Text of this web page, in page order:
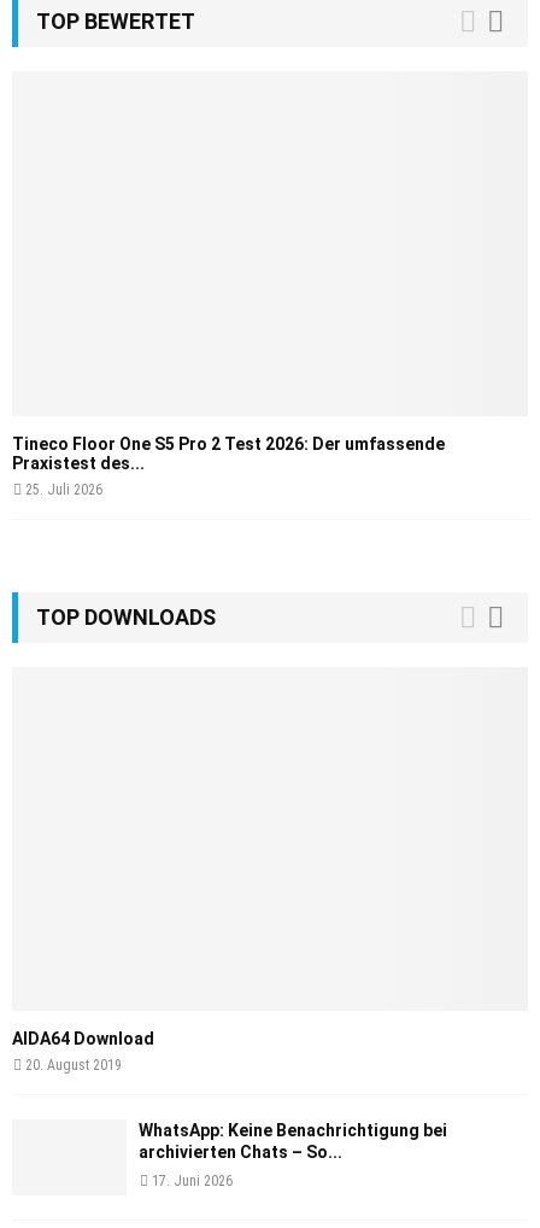
TOP BEWERTET
Tineco Floor One S5 Pro 2 Test 2026: Der umfassende
Praxistest des...
25. Juli 2026
TOP DOWNLOADS
AIDA64 Download
20. August 2019
WhatsApp: Keine Benachrichtigung bei
archivierten Chats – So...
17. Juni 2026